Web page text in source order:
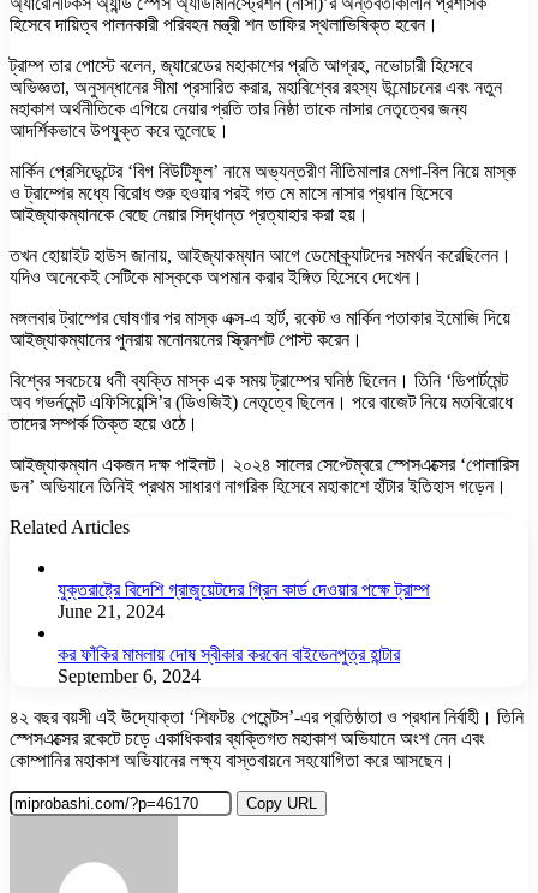
হিসেবে দায়িত্ব পালনকারী পরিবহন মন্ত্রী শন ডাফির স্থলাভিষিক্ত হবেন।
ট্রাম্প তার পোস্টে বলেন, জ্যারেডের মহাকাশের প্রতি আগ্রহ, নভোচারী হিসেবে
অভিজ্ঞতা, অনুসন্ধানের সীমা প্রসারিত করার, মহাবিশ্বের রহস্য উন্মোচনের এবং নতুন
মহাকাশ অর্থনীতিকে এগিয়ে নেয়ার প্রতি তার নিষ্ঠা তাকে নাসার নেতৃত্বের জন্য
আদর্শিকভাবে উপযুক্ত করে তুলেছে।
মার্কিন প্রেসিডেন্টের ‘বিগ বিউটিফুল’ নামে অভ্যন্তরীণ নীতিমালার মেগা-বিল নিয়ে মাস্ক
ও ট্রাম্পের মধ্যে বিরোধ শুরু হওয়ার পরই গত মে মাসে নাসার প্রধান হিসেবে
আইজ্যাকম্যানকে বেছে নেয়ার সিদ্ধান্ত প্রত্যাহার করা হয়।
তখন হোয়াইট হাউস জানায়, আইজ্যাকম্যান আগে ডেমোক্র্যাটদের সমর্থন করেছিলেন।
যদিও অনেকেই সেটিকে মাস্ককে অপমান করার ইঙ্গিত হিসেবে দেখেন।
মঙ্গলবার ট্রাম্পের ঘোষণার পর মাস্ক এক্স-এ হার্ট, রকেট ও মার্কিন পতাকার ইমোজি দিয়ে
আইজ্যাকম্যানের পুনরায় মনোনয়নের স্ক্রিনশট পোস্ট করেন।
বিশ্বের সবচেয়ে ধনী ব্যক্তি মাস্ক এক সময় ট্রাম্পের ঘনিষ্ঠ ছিলেন। তিনি ‘ডিপার্টমেন্ট
অব গভর্নমেন্ট এফিসিয়েন্সি’র (ডিওজিই) নেতৃত্বে ছিলেন। পরে বাজেট নিয়ে মতবিরোধে
তাদের সম্পর্ক তিক্ত হয়ে ওঠে।
আইজ্যাকম্যান একজন দক্ষ পাইলট। ২০২৪ সালের সেপ্টেম্বরে স্পেসএক্সের ‘পোলারিস
ডন’ অভিযানে তিনিই প্রথম সাধারণ নাগরিক হিসেবে মহাকাশে হাঁটার ইতিহাস গড়েন।
Related Articles
যুক্তরাষ্ট্রে বিদেশি গ্রাজুয়েটদের গ্রিন কার্ড দেওয়ার পক্ষে ট্রাম্প
June 21, 2024
কর ফাঁকির মামলায় দোষ স্বীকার করবেন বাইডেনপুত্র হান্টার
September 6, 2024
৪২ বছর বয়সী এই উদ্যোক্তা ‘শিফট৪ পেমেন্টস’-এর প্রতিষ্ঠাতা ও প্রধান নির্বাহী। তিনি
স্পেসএক্সের রকেটে চড়ে একাধিকবার ব্যক্তিগত মহাকাশ অভিযানে অংশ নেন এবং
কোম্পানির মহাকাশ অভিযানের লক্ষ্য বাস্তবায়নে সহযোগিতা করে আসছেন।
Copy URL